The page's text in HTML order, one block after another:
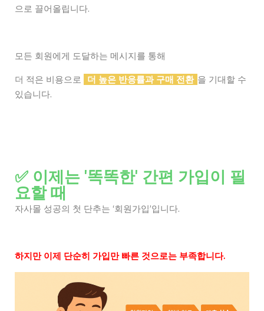
으로 끌어올립니다.
모든 회원에게 도달하는 메시지를 통해
더 적은 비용으로 더 높은 반응률과 구매 전환 을 기대할 수
있습니다.
✅ 이제는 '똑똑한' 간편 가입이 필
요할 때
자사몰 성공의 첫 단추는 ‘회원가입’입니다.
하지만 이제 단순히 가입만 빠른 것으로는 부족합니다.